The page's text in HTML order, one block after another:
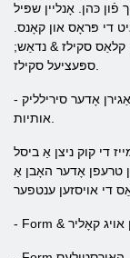
פֿון כּהן. אָנליין שפּיל
די פּראָס און קאָנס.
קלאַס סקילז & נדאַש;
- נאמען: קלייַבן אַ יינציק צונעמעניש ניצן רעדאַגירן אָדער סירילליק
די קוק ניצן אַ ביסל
טרעפן אָדער האָבן אַ